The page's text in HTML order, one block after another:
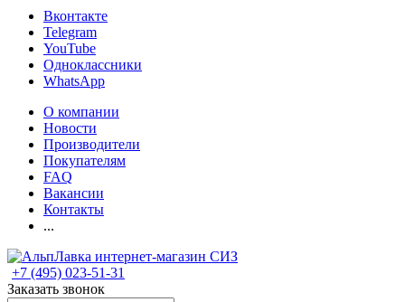
Вконтакте
Telegram
YouTube
Одноклассники
WhatsApp
О компании
Новости
Производители
Покупателям
FAQ
Вакансии
Контакты
...
+7 (495) 023-51-31
Заказать звонок